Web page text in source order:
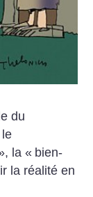
du
le
la « bien-
la réalité en